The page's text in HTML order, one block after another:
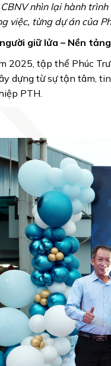
nhìn lại hành
việc, từng dự án của
giữ lửa – Nền
2025, tập thể Phúc
dựng từ sự tận tâm,
PTH.